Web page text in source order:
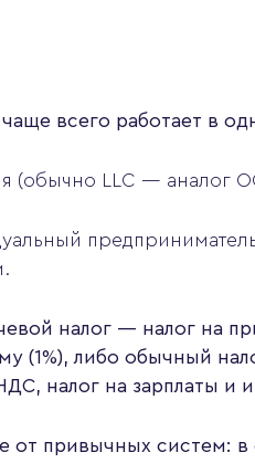
чаще всего работает в
(обычно LLC — аналог
налог — налог на
(1%), либо обычный
налог на зарплаты и
от привычных систем: